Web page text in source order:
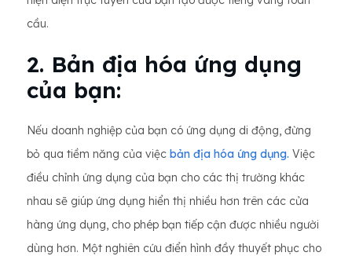
cầu.
2. Bản địa hóa ứng dụng
của bạn:
Nếu doanh nghiệp của bạn có ứng dụng di động, đừng
bỏ qua tiềm năng của việc bản địa hóa ứng dụng. Việc
điều chỉnh ứng dụng của bạn cho các thị trường khác
nhau sẽ giúp ứng dụng hiển thị nhiều hơn trên các cửa
hàng ứng dụng, cho phép bạn tiếp cận được nhiều người
dùng hơn. Một nghiên cứu điển hình đầy thuyết phục cho